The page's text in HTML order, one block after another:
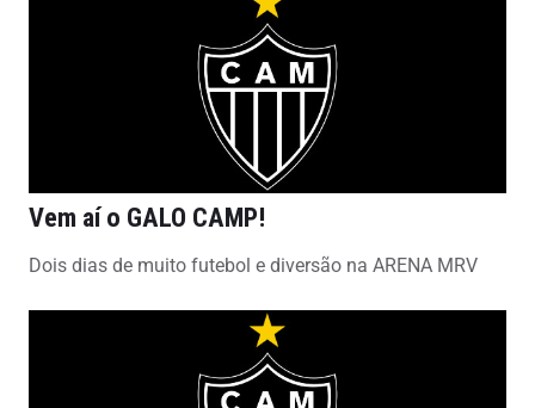
Vem aí o GALO CAMP!
Dois dias de muito futebol e diversão na ARENA MRV